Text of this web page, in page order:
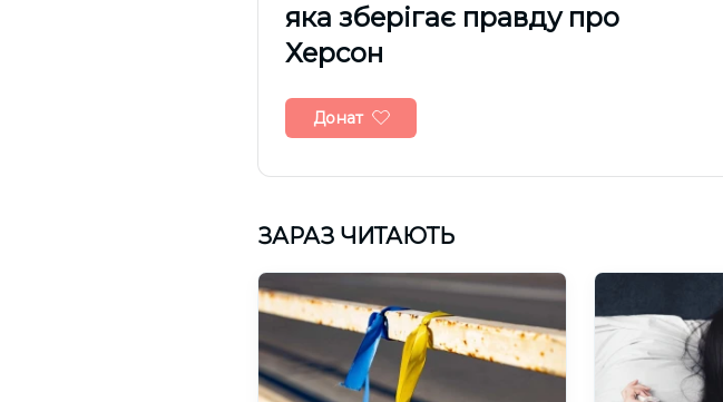
яка зберігає правду про
Херсон
Донат
ЗАРАЗ ЧИТАЮТЬ